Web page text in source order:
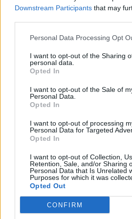
Downstream Participants that may
Personal Data Processing Opt
I want to opt-out of the Sharing
personal data.
Opted In
I want to opt-out of the Sale of
Personal Data.
Opted In
I want to opt-out of processing
Personal Data for Targeted
Opted In
I want to opt-out of Collection,
Retention, Sale, and/or Sharing
Personal Data that Is Unrelated
Purposes for which it was
Opted Out
CONFIRM
Deseu el meu nom, el correu
aquest navegador per a la propera
Captcha 9 * 4 = ?
characters